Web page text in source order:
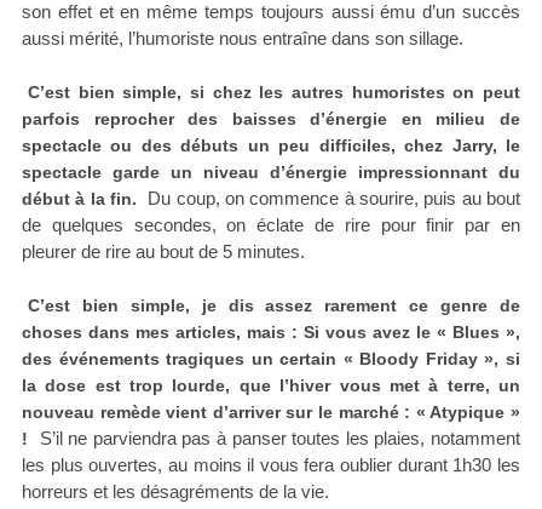
son effet et en même temps toujours aussi ému d’un succès
aussi mérité, l’humoriste nous entraîne dans son sillage.
C’est bien simple, si chez les autres humoristes on peut
parfois reprocher des baisses d’énergie en milieu de
spectacle ou des débuts un peu difficiles, chez Jarry, le
spectacle garde un niveau d’énergie impressionnant du
début à la fin.
Du coup, on commence à sourire, puis au bout
de quelques secondes, on éclate de rire pour finir par en
pleurer de rire au bout de 5 minutes.
C’est bien simple, je dis assez rarement ce genre de
choses dans mes articles, mais : Si vous avez le « Blues »,
des événements tragiques un certain « Bloody Friday », si
la dose est trop lourde, que l’hiver vous met à terre, un
nouveau remède vient d’arriver sur le marché : « Atypique »
!
S’il ne parviendra pas à panser toutes les plaies, notamment
les plus ouvertes, au moins il vous fera oublier durant 1h30 les
horreurs et les désagréments de la vie.